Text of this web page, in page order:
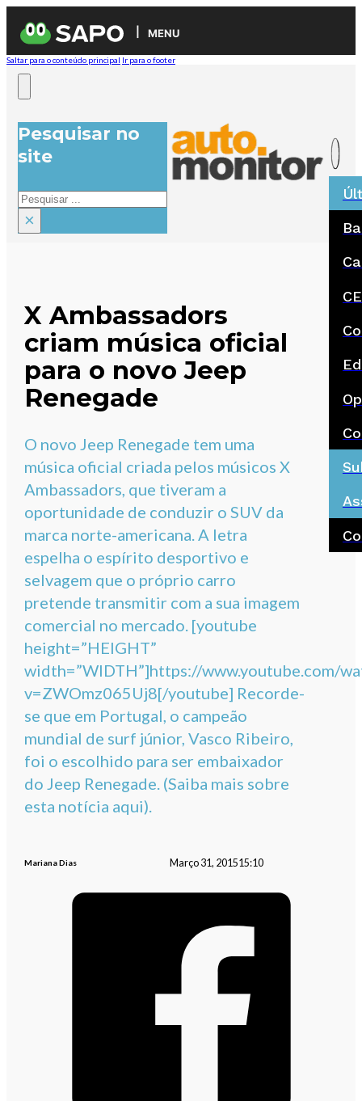
MENU
Saltar para o conteúdo principal Ir para o footer
Pesquisar no
site
Pesquisar
×
X Ambassadors
criam música oficial
para o novo Jeep
Renegade
O novo Jeep Renegade tem uma
música oficial criada pelos músicos X
Ambassadors, que tiveram a
oportunidade de conduzir o SUV da
marca norte-americana. A letra
espelha o espírito desportivo e
selvagem que o próprio carro
pretende transmitir com a sua imagem
comercial no mercado. [youtube
height=”HEIGHT”
width=”WIDTH”]https://www.youtube.com/
v=ZWOmz065Uj8[/youtube] Recorde-
se que em Portugal, o campeão
mundial de surf júnior, Vasco Ribeiro,
foi o escolhido para ser embaixador
do Jeep Renegade. (Saiba mais sobre
esta notícia aqui).
Mariana Dias Março 31, 201515:10